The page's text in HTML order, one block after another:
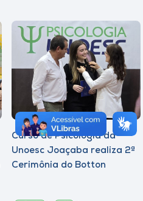
Curso de Psicologia da
Unoesc Joaçaba realiza 2ª
Cerimônia do Botton